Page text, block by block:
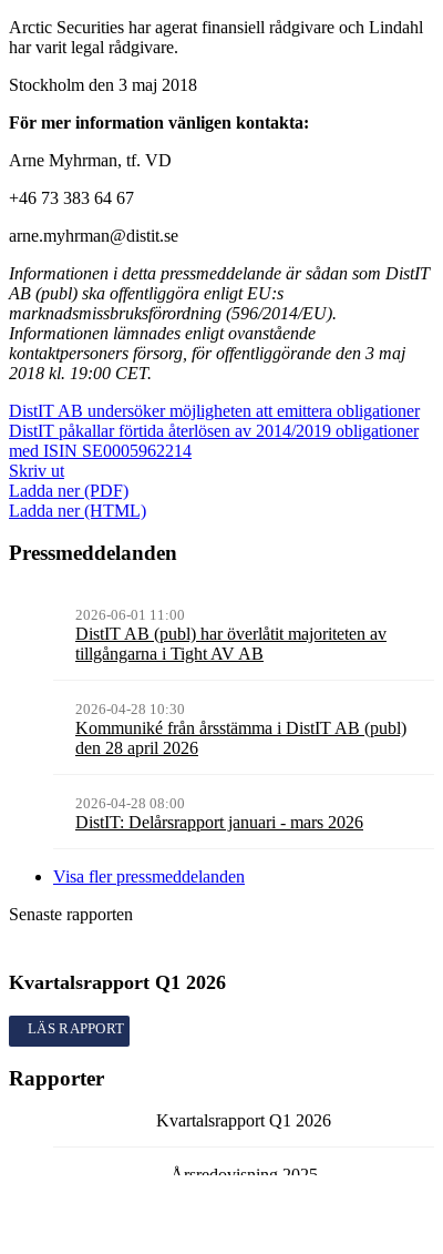
Arctic Securities har agerat finansiell rådgivare och Lindahl
har varit legal rådgivare.
Stockholm den 3 maj 2018
För mer information vänligen kontakta:
Arne Myhrman, tf. VD
+46 73 383 64 67
arne.myhrman@distit.se
Informationen i detta pressmeddelande är sådan som DistIT
AB (publ) ska offentliggöra enligt EU:s
marknadsmissbruksförordning (596/2014/EU).
Informationen lämnades enligt ovanstående
kontaktpersoners försorg, för offentliggörande den 3 maj
2018 kl. 19:00 CET.
DistIT AB undersöker möjligheten att emittera obligationer
DistIT påkallar förtida återlösen av 2014/2019 obligationer
med ISIN SE0005962214
Skriv ut
Ladda ner (PDF)
Ladda ner (HTML)
Pressmeddelanden
2026-06-01 11:00
DistIT AB (publ) har överlåtit majoriteten av
tillgångarna i Tight AV AB
2026-04-28 10:30
Kommuniké från årsstämma i DistIT AB (publ)
den 28 april 2026
2026-04-28 08:00
DistIT: Delårsrapport januari - mars 2026
Visa fler pressmeddelanden
Senaste rapporten
Kvartalsrapport Q1 2026
Kvartalsrapport
Rapporter
Kvartalsrapport Q1 2026
Årsredovisning 2025